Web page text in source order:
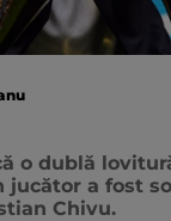
o dublă
jucător a fost
Chivu.